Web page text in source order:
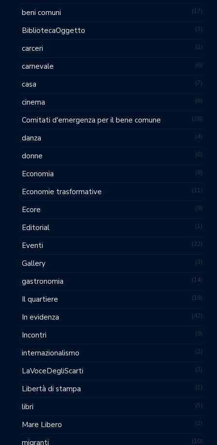
beni comuni 17
BibliotecaOggetto 3
carceri 2
carnevale 6
casa 7
cinema 6
Comitati d'emergenza per il bene comune 28
danza 4
donne 6
Economia 8
Economie trasformative 11
Ecore 9
Editorial 1
Eventi 22
Gallery 3
gastronomia 14
Il quartiere 19
In evidenza 42
Incontri 9
internazionalismo 2
LaVoceDegliScarti 2
Libertà di stampa 1
libri 5
Mare Libero 2
migranti 10